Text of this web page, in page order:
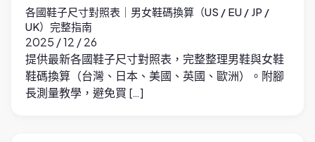
各國鞋子尺寸對照表｜男女鞋碼換算（US / EU / JP /
UK）完整指南
2025 / 12 / 26
提供最新各國鞋子尺寸對照表，完整整理男鞋與女鞋
鞋碼換算（台灣、日本、美國、英國、歐洲）。附腳
長測量教學，避免買 […]